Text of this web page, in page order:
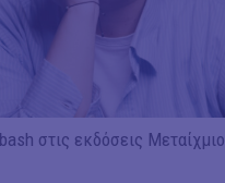
στις εκδόσεις Μεταίχμιο